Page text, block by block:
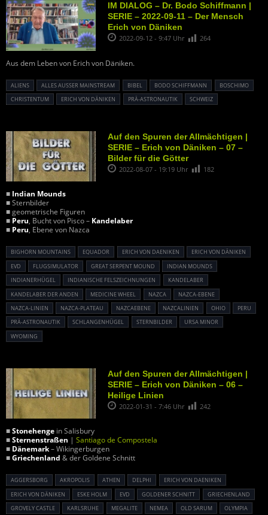
IM DIALOG – Dr. Bodo Schiffmann |
SERIE – 2022-09-11 – Der Mensch
Erich von Däniken
2022-09-12 - 9:47 Uhr 264
Aus dem Leben von Erich von Däniken.
ALIENS ALLES AUSSER MAINSTREAM BIBEL BODO SCHIFFMANN
BOSCHIMO
CHRISTENTUM
ERICH VON DÄNIKEN PRÄ-ASTRONAUTIK SCHWEIZ
Auf den Spuren der Allmächtigen |
SERIE – Erich von Däniken – 07 –
Bilder für die Götter
2022-08-07 - 19:19 Uhr 182
■ Indian Mounds
■ Sternbilder
■ geometrische Figuren
■ Peru, Bucht von Pisco – Kandelaber
■ Peru, Ebene von Nazca
BIGHORN MOUNTAINS EQUADOR ERICH VON DAENIKEN
ERICH VON DÄNIKEN
EVD
FLUGSIMULATOR GREAT SERPENT MOUND
INDIAN MOUNDS
INDIANERHÜGEL
INDIANISCHE FELSZEICHNUNGEN
KANDELABER
KANDELABER DER ANDEN
MEDICINE WHEEL NAZCA
NAZCA-EBENE
NAZCA-LINIEN
NAZCA-PLATEAU NAZCAEBENE NAZCALINIEN OHIO
PERU
PRÄ-ASTRONAUTIK
SCHLANGENHÜGEL STERNBILDER
URSA MINOR
WYOMING
Auf den Spuren der Allmächtigen |
SERIE – Erich von Däniken – 06 –
Heilige Linien
2022-01-31 - 7:46 Uhr 242
■Stonehenge in Salisbury
■Sternenstraßen | Santiago de Compostela
■ Dänemark– Wikingerburgen
■Griechenland & der Goldene Schnitt
AGGERSBORG AKROPOLIS ATHEN DELPHI
ERICH VON DAENIKEN
ERICH VON DÄNIKEN
ESKE HOLM EVD GOLDENER SCHNITT
GRIECHENLAND
GROVELY CASTLE
KARLSRUHE MEGALITE NEMEA OLD SARUM OLYMPIA